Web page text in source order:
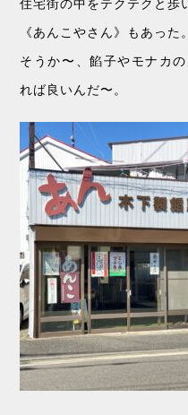
住宅街の中をテクテクと歩
《あんこやさん》もあった。
そうか〜、餡子やモナカ
れば良いんだ〜。